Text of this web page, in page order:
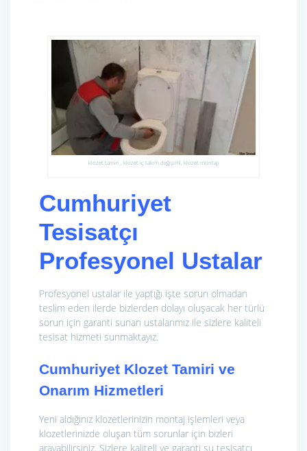
klozet tamiri , klozet iç takım değişimi, klozet montajı
Cumhuriyet
Tesisatçı
Profesyonel Ustalar
Profesyonel ustalar ile yaptığı işte sorun olmadan
teslim eden ilerde bizlerden dolayı oluşacak her türlü
sorun için garanti sunan ustalarımız ile sizlere kaliteli
tesisat hizmeti sunmaktayız.
Cumhuriyet Klozet Tamiri ve
Onarım Hizmetleri
Yeni aldığınız klozetlerinizin montaj işlemleri veya
klozetlerinizde oluşan tüm sorunlar için bizleri
arayabilirsiniz. Sizlere kaliteli ve garanti su tesisatçı